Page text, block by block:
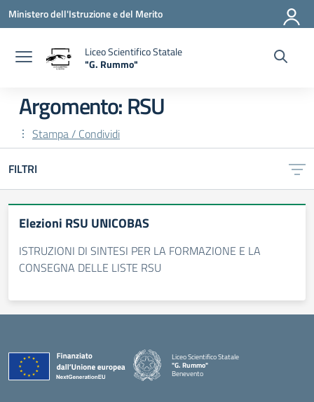
Vai ai contenuti
Vai al menu di navigazione
Vai al footer
Ministero dell'Istruzione e del Merito
Liceo Scientifico Statale
"G. Rummo"
Argomento: RSU
Stampa / Condividi
FILTRI
Elezioni RSU UNICOBAS
ISTRUZIONI DI SINTESI PER LA FORMAZIONE E LA
CONSEGNA DELLE LISTE RSU
Liceo Scientifico Statale
"G. Rummo"
Benevento